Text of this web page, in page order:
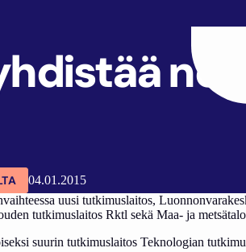
04.01.2015
uu­si tut­ki­mus­lai­tos,
tut­ki­mus­lai­tos Rktl se­kä Maa- ja
suu­rin tut­ki­mus­lai­tos Tek­no­lo­gian